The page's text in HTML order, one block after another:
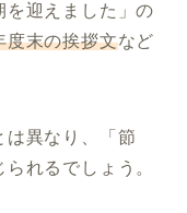
を迎えました」の
度末の挨拶文など
は異なり、「節
れるでしょう。